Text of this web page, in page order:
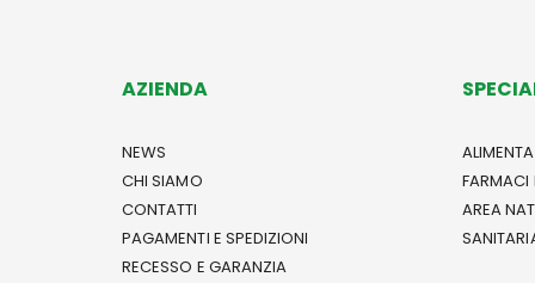
AZIENDA
NEWS
CHI SIAMO
CONTATTI
PAGAMENTI E SPEDIZIONI
RECESSO E GARANZIA
FARMACI
AREA